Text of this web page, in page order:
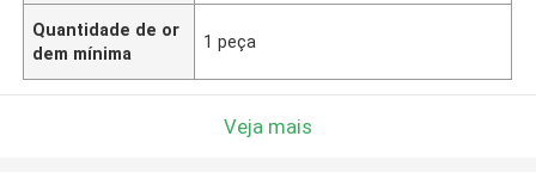
Quantidade de or
dem mínima
1 peça
Veja mais